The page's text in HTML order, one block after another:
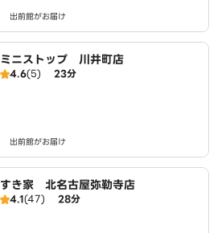
出前館がお届け
ミニストップ 川井町店
4.6(5) 23分
出前館がお届け
すき家 北名古屋弥勒寺店
4.1(47) 28分